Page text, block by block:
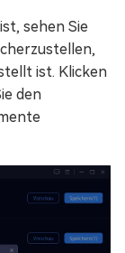
sehen Sie
ist. Klicken
den